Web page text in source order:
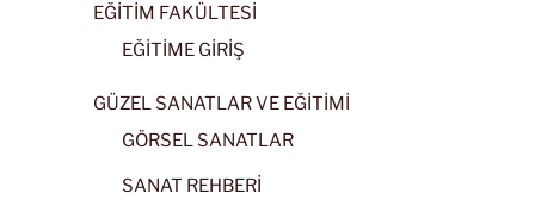
EĞİTİM FAKÜLTESİ
EĞİTİME GİRİŞ
GÜZEL SANATLAR VE EĞİTİMİ
GÖRSEL SANATLAR
SANAT REHBERİ